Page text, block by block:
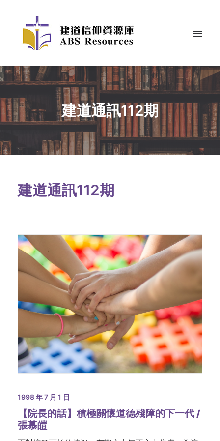
建道通訊112期
建道通訊112期
1998 年 7 月 1 日
【院長的話】積極關懷道德殘障的下一代 /
張慕皚